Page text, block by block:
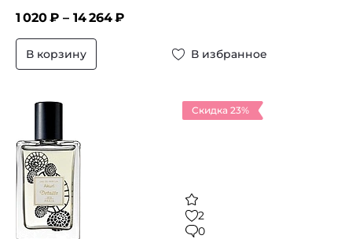
1 020₽ – 14 264₽
В корзину В избранное
Скидка 23%
2
0